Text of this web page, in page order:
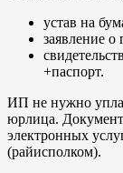
устав на
заявление о
+паспорт.
ИП не нужно
юрлица.
электронных
(райисполком).